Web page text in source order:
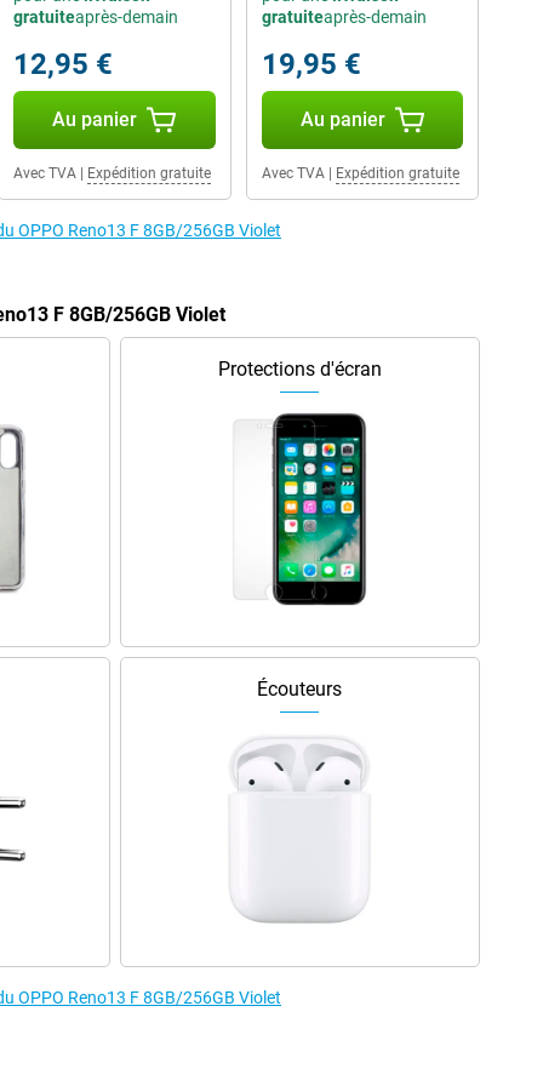
gratuiteaprès-demain
12,95 €
Au panier
Avec TVA| Expédition gratuite
gratuiteaprès-demain
19,95 €
Au panier
Avec TVA| Expédition gratuite
OPPO Reno13 F 8GB/256GB Violet
F 8GB/256GB Violet
Protections d'écran
Écouteurs
OPPO Reno13 F 8GB/256GB Violet